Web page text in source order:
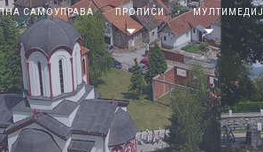
САМОУПРАВА ПРОПИСИ
arrow_drop_down arrow_drop_down